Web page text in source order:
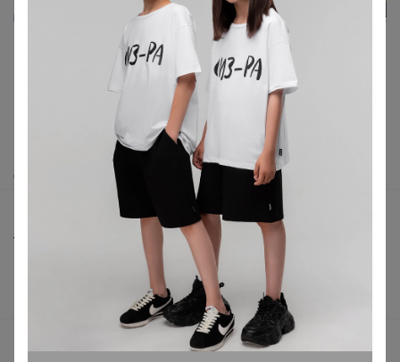
Как здесь все устроено?
Как сделать заказ?
Доставка
Торговые марки
Подарочные сертификаты